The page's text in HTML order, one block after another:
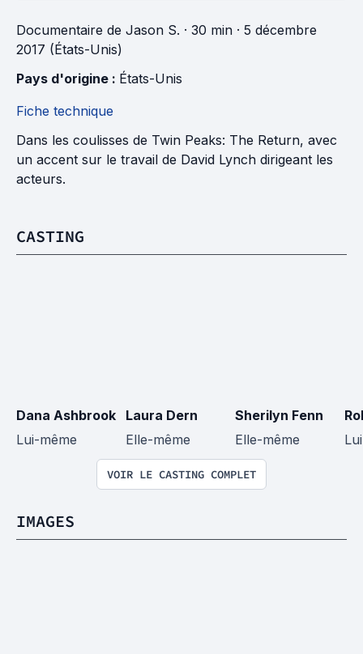
Documentaire de Jason S. · 30 min · 5 décembre
2017 (États-Unis)
Pays d'origine : États-Unis
Fiche technique
Dans les coulisses de Twin Peaks: The Return, avec
un accent sur le travail de David Lynch dirigeant les
acteurs.
CASTING
Dana Ashbrook
Lui-même
Laura Dern
Elle-même
Sherilyn Fenn
Elle-même
VOIR LE CASTING COMPLET
IMAGES